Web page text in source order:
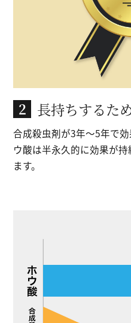
2 長持ちするた
合成殺虫剤が3年〜5年で効
ウ酸は半永久的に効果が
ます。